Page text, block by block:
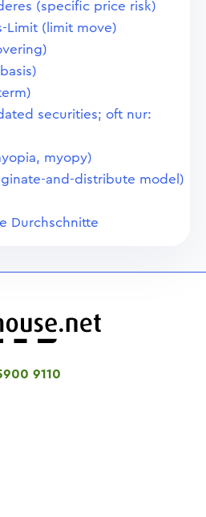
(specific price risk)
Limit (limit move)
securities; oft nur:
myopy)
and-distribute model)
Durchschnitte
9110